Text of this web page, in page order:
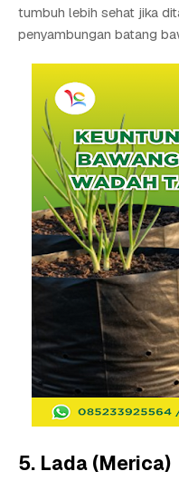
tumbuh lebih sehat jika
penyambungan batang
5. Lada (Merica)